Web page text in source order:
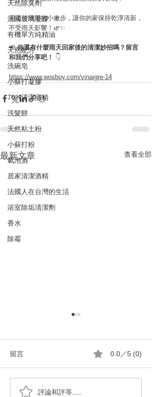
天然除臭劑
法國玻璃凝膠
有機單方純精油
天然配方
洗碗皂
小蘇打凝膠
70%清潔酒精
洗髮餅
天然粘土粉
小蘇打粉
氣泡酒
居家清潔酒精
法國人在台灣的生活
浴室除垢清潔劑
香水
除霉
用這些簡單的小撇步，讓你的家保持乾淨清新，
不受雨天影響！🌿✨
📢 你還有什麼雨天回家後的清潔妙招嗎？留言
和我們分享吧！
👇
https://www.wosbuy.com/vinaigre-14
最新文章 查看全部
馬賽皂切大塊還是切小塊
留言 0.0／5 (0)
評論和評等......